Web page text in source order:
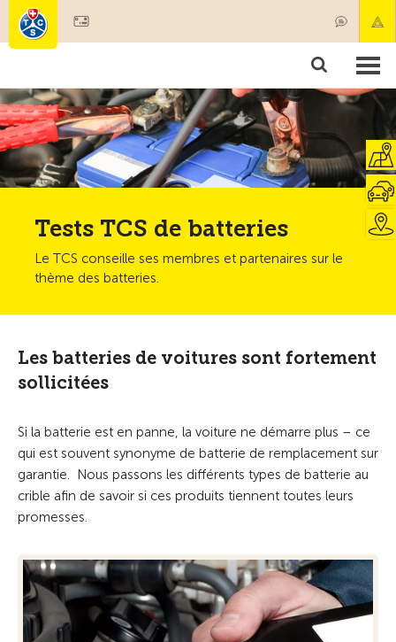
Membres & prestations
Tests, sécurité & santé
Tests TCS de batteries
Le TCS conseille ses membres et partenaires sur le
thème des batteries.
Les batteries de voitures sont fortement
sollicitées
Si la batterie est en panne, la voiture ne démarre plus – ce
qui est souvent synonyme de batterie de remplacement sur
garantie. Nous passons les différents types de batterie au
crible afin de savoir si ces produits tiennent toutes leurs
promesses.